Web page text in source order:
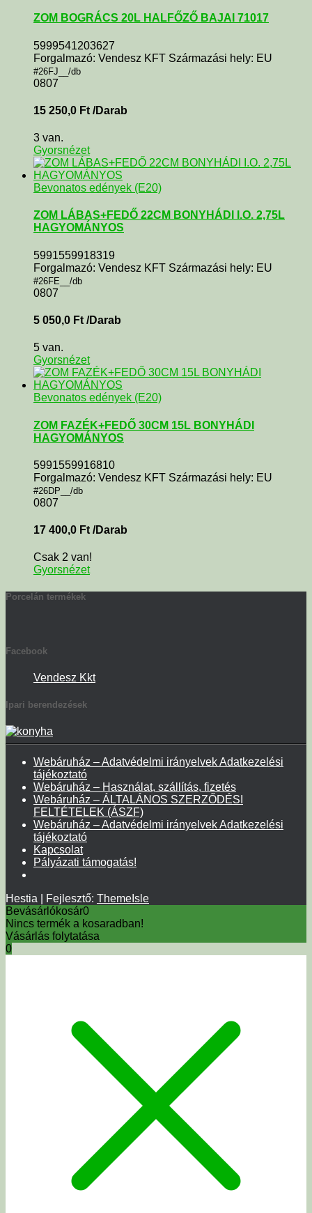
ZOM BOGRÁCS 20L HALFŐZŐ BAJAI 71017
5999541203627
Forgalmazó: Vendesz KFT Származási hely: EU
#26FJ__/db
0807
15 250,0 Ft /Darab
3 van.
Gyorsnézet
Bevonatos edények (E20)
ZOM LÁBAS+FEDŐ 22CM BONYHÁDI I.O. 2,75L
HAGYOMÁNYOS
5991559918319
Forgalmazó: Vendesz KFT Származási hely: EU
#26FE__/db
0807
5 050,0 Ft /Darab
5 van.
Gyorsnézet
Bevonatos edények (E20)
ZOM FAZÉK+FEDŐ 30CM 15L BONYHÁDI
HAGYOMÁNYOS
5991559916810
Forgalmazó: Vendesz KFT Származási hely: EU
#26DP__/db
0807
17 400,0 Ft /Darab
Csak 2 van!
Gyorsnézet
Porcelán termékek
Facebook
Vendesz Kkt
Ipari berendezések
Webáruház – Adatvédelmi irányelvek Adatkezelési
tájékoztató
Webáruház – Használat, szállítás, fizetés
Webáruház – ÁLTALÁNOS SZERZŐDÉSI
FELTÉTELEK (ÁSZF)
Webáruház – Adatvédelmi irányelvek Adatkezelési
tájékoztató
Kapcsolat
Pályázati támogatás!
Hestia | Fejlesztő: ThemeIsle
Bevásárlókosár0
Nincs termék a kosaradban!
Vásárlás folytatása
0